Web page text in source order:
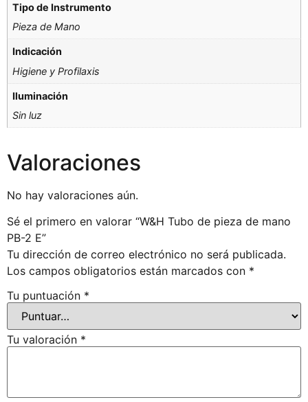
Tipo de Instrumento
Pieza de Mano
Indicación
Higiene y Profilaxis
Iluminación
Sin luz
Valoraciones
No hay valoraciones aún.
Sé el primero en valorar “W&H Tubo de pieza de mano
PB-2 E”
Tu dirección de correo electrónico no será publicada.
Los campos obligatorios están marcados con *
Tu puntuación *
Tu valoración *